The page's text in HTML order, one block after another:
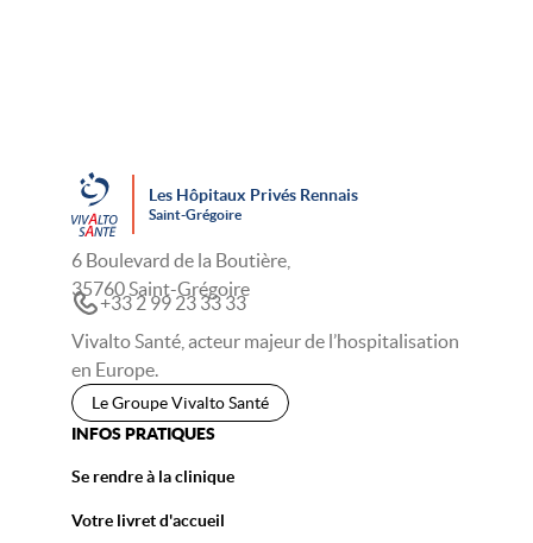
Les Hôpitaux Privés Rennais
Saint-Grégoire
6 Boulevard de la Boutière,
35760 Saint-Grégoire
+33 2 99 23 33 33
Vivalto Santé, acteur majeur de l’hospitalisation
en Europe.
Le Groupe Vivalto Santé
INFOS PRATIQUES
Se rendre à la clinique
Votre livret d'accueil